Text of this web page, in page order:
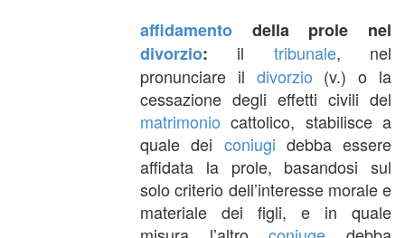
affidamento della prole nel
divorzio: il tribunale, nel
pronunciare il divorzio (v.) o la
cessazione degli effetti civili del
matrimonio cattolico, stabilisce a
quale dei coniugi debba essere
affidata la prole, basandosi sul
solo criterio dell’interesse morale e
materiale dei figli, e in quale